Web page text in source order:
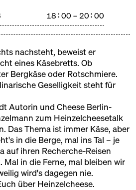
18:00 – 20:00
nachsteht, beweist er
eines Käsebretts. Ob
Bergkäse oder Rotschmiere.
Geselligkeit steht für
Autorin und Cheese Berlin-
zum Heinzelcheesetalk
Das Thema ist immer Käse, aber
in die Berge, mal ins Tal – je
auf ihren Recherche-Reisen
in die Ferne, mal bleiben wir
wird's dagegen nie.
über Heinzelcheese.